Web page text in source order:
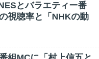
とバラエティー番
視聴率と「NHKの動